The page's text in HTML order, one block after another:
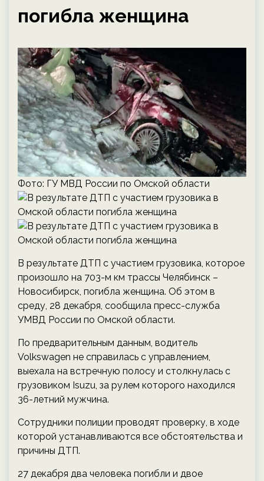
погибла женщина
Фото: ГУ МВД России по Омской области
В результате ДТП с участием грузовика, которое
произошло на 703-м км трассы Челябинск –
Новосибирск, погибла женщина. Об этом в
среду, 28 декабря, сообщила пресс-служба
УМВД России по Омской области.
По предварительным данным, водитель
Volkswagen не справилась с управлением,
выехала на встречную полосу и столкнулась с
грузовиком Isuzu, за рулем которого находился
36-летний мужчина.
Сотрудники полиции проводят проверку, в ходе
которой устанавливаются все обстоятельства и
причины ДТП.
27 декабря два человека погибли и двое